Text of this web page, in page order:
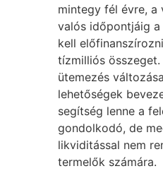
mintegy fél évre, a
valós időpontjáig
kell
tízmilliós összeget.
ütemezés
lehetőségek
segítség lenne a
gondolkodó, de
likviditással nem
termelők számára.